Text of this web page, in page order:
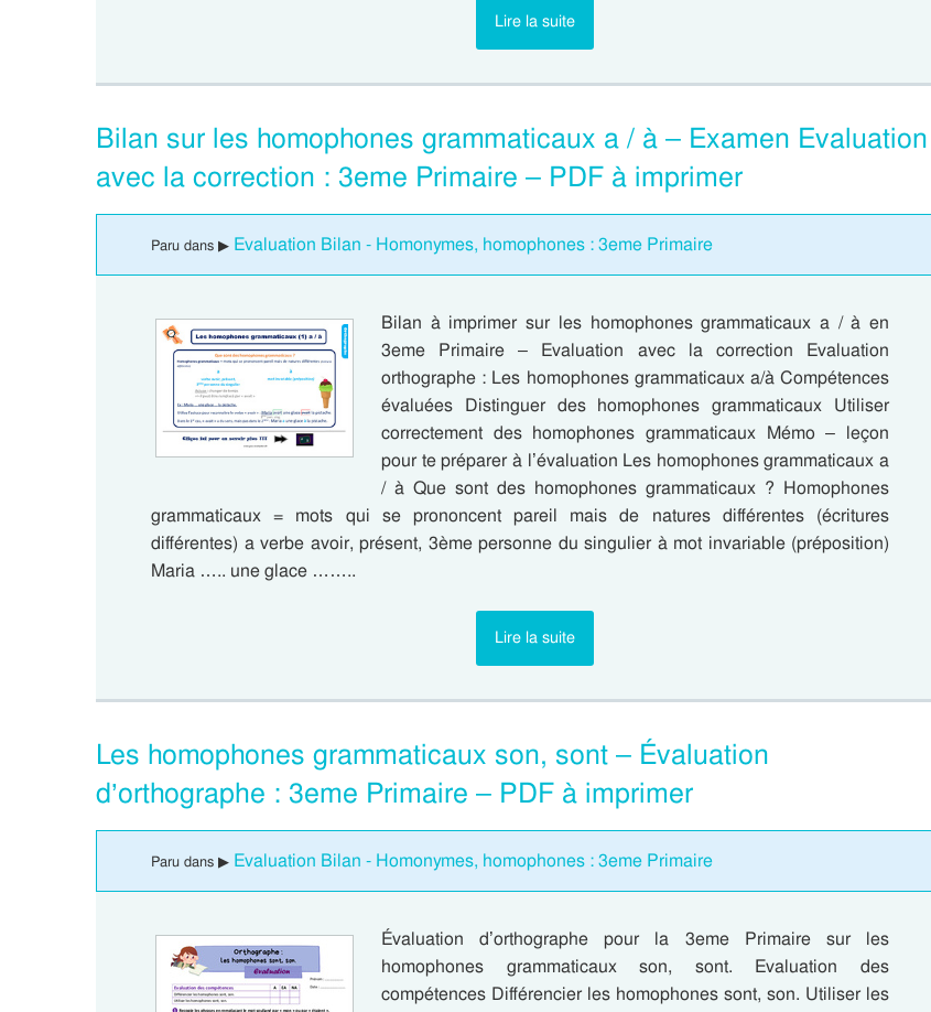
Lire la suite
Bilan sur les homophones grammaticaux a / à – Examen Evaluation
avec la correction : 3eme Primaire – PDF à imprimer
Paru dans ▶ Evaluation Bilan - Homonymes, homophones : 3eme Primaire
Bilan à imprimer sur les homophones grammaticaux a / à en
3eme Primaire – Evaluation avec la correction Evaluation
orthographe : Les homophones grammaticaux a/à Compétences
évaluées Distinguer des homophones grammaticaux Utiliser
correctement des homophones grammaticaux Mémo – leçon
pour te préparer à l’évaluation Les homophones grammaticaux a
/ à Que sont des homophones grammaticaux ? Homophones
grammaticaux = mots qui se prononcent pareil mais de natures différentes (écritures
différentes) a verbe avoir, présent, 3ème personne du singulier à mot invariable (préposition)
Maria ….. une glace ……..
Lire la suite
Les homophones grammaticaux son, sont – Évaluation
d’orthographe : 3eme Primaire – PDF à imprimer
Paru dans ▶ Evaluation Bilan - Homonymes, homophones : 3eme Primaire
Évaluation d’orthographe pour la 3eme Primaire sur les
homophones grammaticaux son, sont. Evaluation des
compétences Différencier les homophones sont, son. Utiliser les